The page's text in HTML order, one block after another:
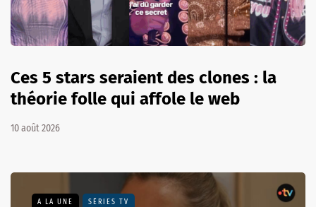
Ces 5 stars seraient des clones : la
théorie folle qui affole le web
10 août 2026
A LA UNE SÉRIES TV